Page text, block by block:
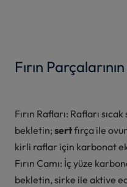
Fırın
Fırın Rafları: Rafları
bekletin; sertfırça ile
kirli raflar için karbonat
Fırın Camı: İç yüze
bekletin, sirke ile aktive